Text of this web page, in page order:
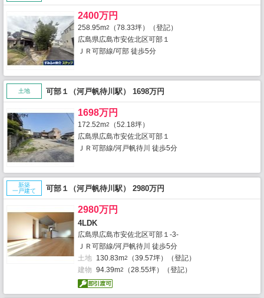
2400万円
258.95m2
（78.33坪）（登記）
広島県広島市安佐北区可部１
ＪＲ可部線/可部 徒歩5分
土地 可部１（河戸帆待川駅） 1698万円
1698万円
172.52m2
（52.18坪）
広島県広島市安佐北区可部１
ＪＲ可部線/河戸帆待川 徒歩5分
新築
一戸建て
可部１（河戸帆待川駅） 2980万円
2980万円
4LDK
広島県広島市安佐北区可部１-3-
ＪＲ可部線/河戸帆待川 徒歩5分
土地 130.83m2
（39.57坪）（登記）
建物 94.39m2 （28.55坪）（登記）